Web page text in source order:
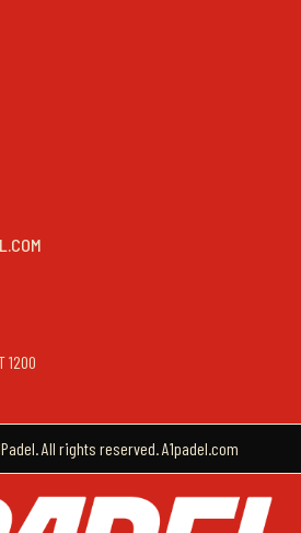
1200
All rights reserved. A1padel.com